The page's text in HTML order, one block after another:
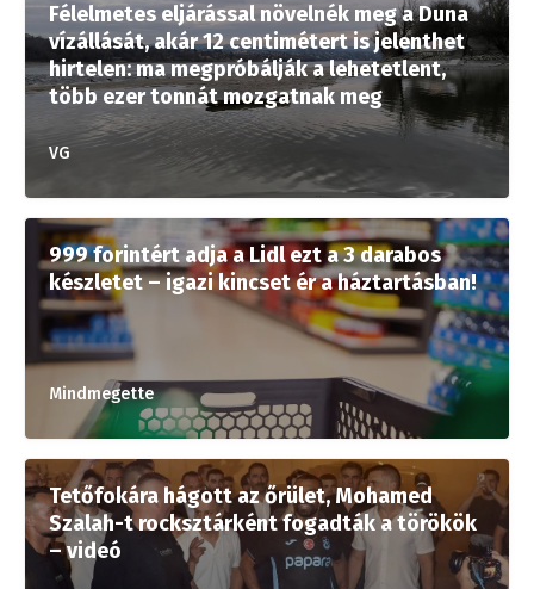
Félelmetes eljárással növelnék meg a Duna
vízállását, akár 12 centimétert is jelenthet
hirtelen: ma megpróbálják a lehetetlent,
több ezer tonnát mozgatnak meg
VG
999 forintért adja a Lidl ezt a 3 darabos
készletet – igazi kincset ér a háztartásban!
Mindmegette
Tetőfokára hágott az őrület, Mohamed
Szalah-t rocksztárként fogadták a törökök
– videó